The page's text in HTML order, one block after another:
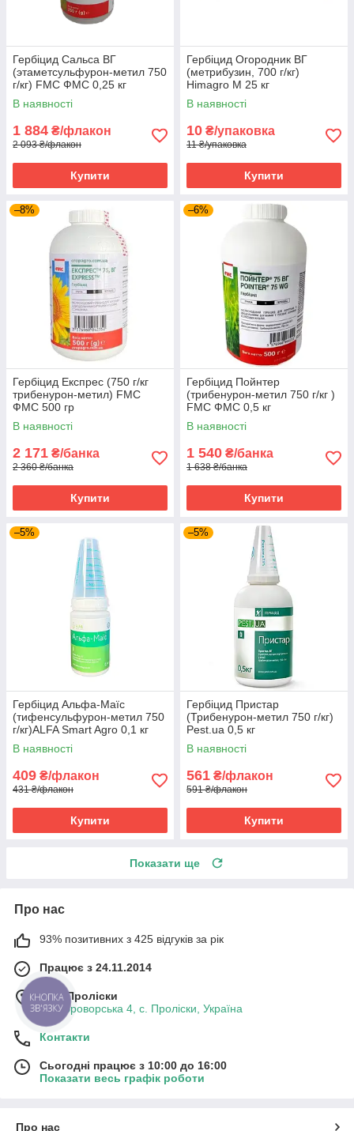
Гербіцид Сальса ВГ
(этаметсульфурон-метил 750
г/кг) FMC ФМС 0,25 кг
В наявності
1 884 ₴/флакон
2 093 ₴/флакон
Купити
Гербіцид Огородник ВГ
(метрибузин, 700 г/кг)
Himagro M 25 кг
В наявності
10 ₴/упаковка
11 ₴/упаковка
Купити
–8%
Гербіцид Експрес (750 г/кг
трибенурон-метил) FMC
ФМС 500 гр
В наявності
2 171 ₴/банка
2 360 ₴/банка
Купити
–6%
Гербіцид Пойнтер
(трибенурон-метил 750 г/кг )
FMC ФМС 0,5 кг
В наявності
1 540 ₴/банка
1 638 ₴/банка
Купити
–5%
Гербіцид Альфа-Маїс
(тифенсульфурон-метил 750
г/кг)ALFA Smart Agro 0,1 кг
В наявності
409 ₴/флакон
431 ₴/флакон
Купити
–5%
Гербіцид Пристар
(Трибенурон-метил 750 г/кг)
Pest.ua 0,5 кг
В наявності
561 ₴/флакон
591 ₴/флакон
Купити
Показати ще
Про нас
93% позитивних з 425 відгуків за рік
Працює з 24.11.2014
м. с. Проліски
вул. Броворська 4, с. Проліски, Україна
Контакти
Сьогодні працює з 10:00 до 16:00
Показати весь графік роботи
Про нас
КНОПКА
ЗВ'ЯЗКУ